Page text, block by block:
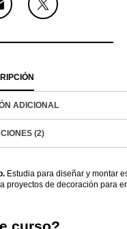
ADICIONAL
(2)
Estudia para diseñar y montar
proyectos de decoración para